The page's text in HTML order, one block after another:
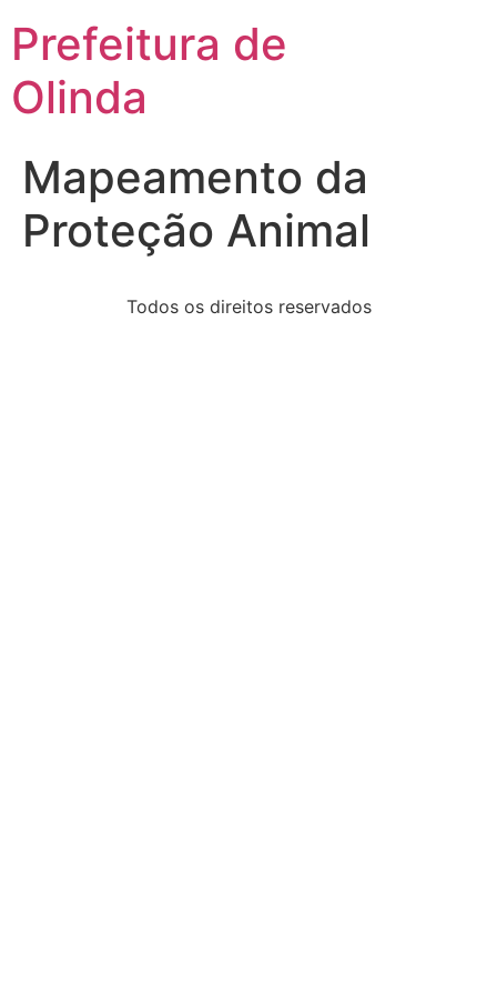
Prefeitura de
Olinda
Mapeamento da
Proteção Animal
Todos os direitos reservados